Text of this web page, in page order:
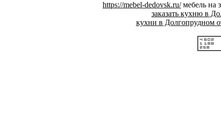
https://mebel-dedovsk.ru/мебель на
заказать кухню в
кухни в Долгопрудном